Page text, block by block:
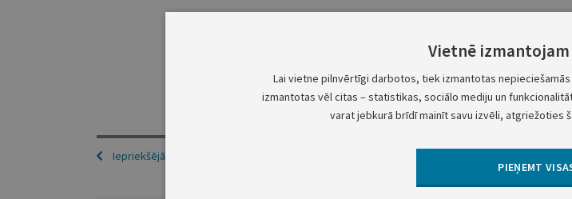
Iepriekšējā
Vietnē
Lai vietne pilnvērtīgi darbotos, tiek izmantotas
izmantotas vēl citas – statistikas, sociālo mediju un
varat jebkurā brīdī mainīt savu izvēli, atgriežoties
PIEŅEMT